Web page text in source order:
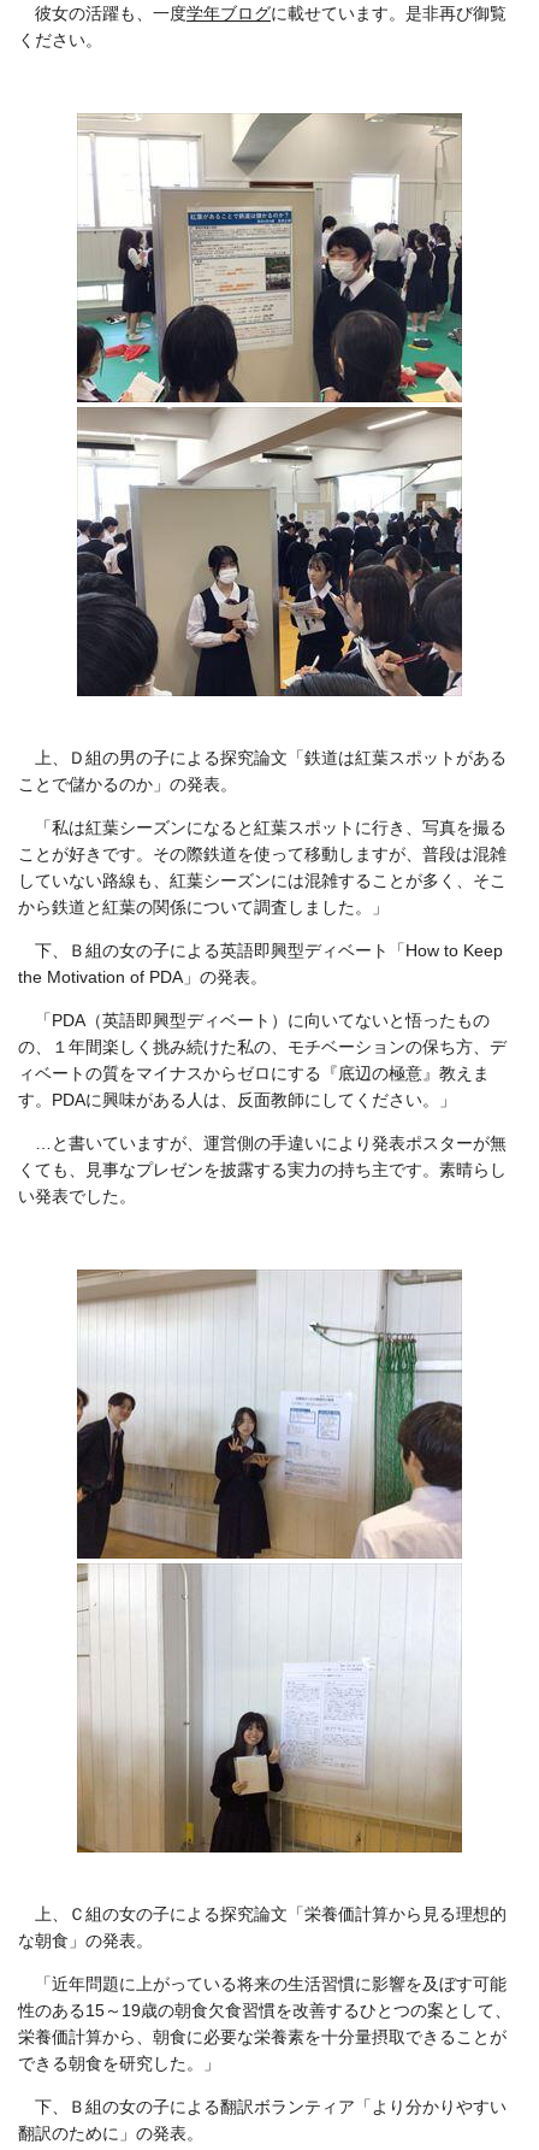
彼女の活躍も、一度学年ブログに載せています。是非再び御覧
ください。
上、Ｄ組の男の子による探究論文「鉄道は紅葉スポットがある
ことで儲かるのか」の発表。
「私は紅葉シーズンになると紅葉スポットに行き、写真を撮る
ことが好きです。その際鉄道を使って移動しますが、普段は混雑
していない路線も、紅葉シーズンには混雑することが多く、そこ
から鉄道と紅葉の関係について調査しました。」
下、Ｂ組の女の子による英語即興型ディベート「How to Keep
the Motivation of PDA」の発表。
「PDA（英語即興型ディベート）に向いてないと悟ったもの
の、１年間楽しく挑み続けた私の、モチベーションの保ち方、デ
ィベートの質をマイナスからゼロにする『底辺の極意』教えま
す。PDAに興味がある人は、反面教師にしてください。」
…と書いていますが、運営側の手違いにより発表ポスターが無
くても、見事なプレゼンを披露する実力の持ち主です。素晴らし
い発表でした。
上、Ｃ組の女の子による探究論文「栄養価計算から見る理想的
な朝食」の発表。
「近年問題に上がっている将来の生活習慣に影響を及ぼす可能
性のある15～19歳の朝食欠食習慣を改善するひとつの案として、
栄養価計算から、朝食に必要な栄養素を十分量摂取できることが
できる朝食を研究した。」
下、Ｂ組の女の子による翻訳ボランティア「より分かりやすい
翻訳のために」の発表。